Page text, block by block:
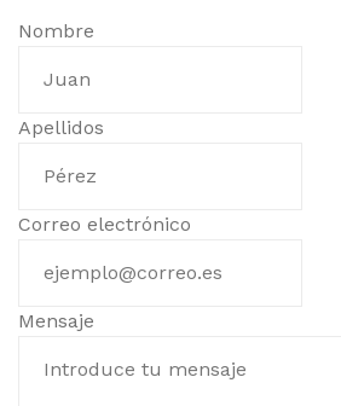
Nombre
Apellidos
Correo electrónico
Mensaje